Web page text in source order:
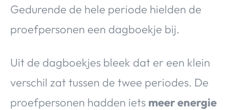
Gedurende de hele periode hielden de
proefpersonen een dagboekje bij.
Uit de dagboekjes bleek dat er een klein
verschil zat tussen de twee periodes. De
proefpersonen hadden iets meer energie